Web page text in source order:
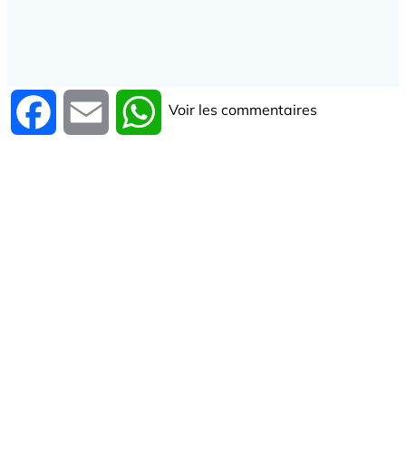
Facebook Email WhatsApp
Voir les commentaires